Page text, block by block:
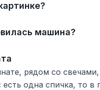
машина?
рядом со
одна спичка, то в